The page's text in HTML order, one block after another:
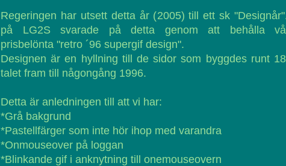
Regeringen har utsett detta år (2005) till ett sk
på LG2S svarade på detta genom att behålla
prisbelönta "retro ´96 supergif design".
Designen är en hyllning till de sidor som byggdes runt
talet fram till någongång 1996.
Detta är anledningen till att vi har:
*Grå bakgrund
*Pastellfärger som inte hör ihop med varandra
*Onmouseover på loggan
*Blinkande gif i anknytning till onemouseovern